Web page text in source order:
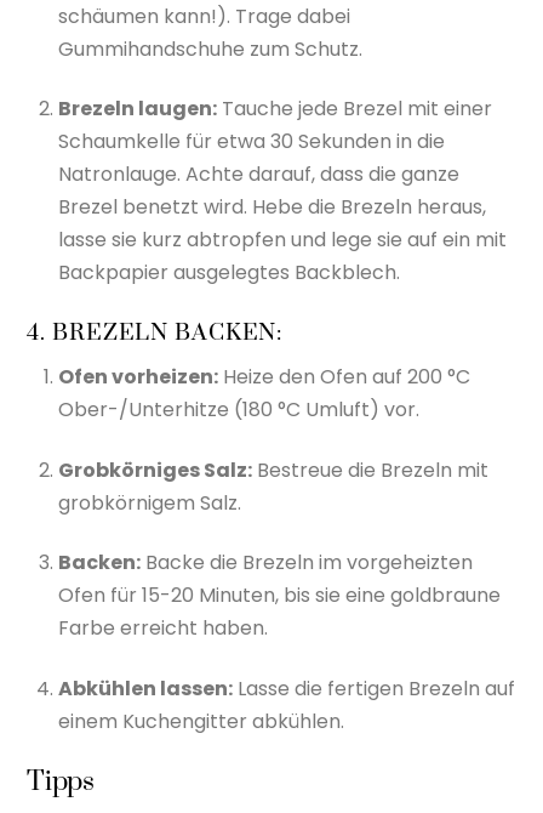
schäumen kann!). Trage dabei
Gummihandschuhe zum Schutz.
Brezeln laugen: Tauche jede Brezel mit einer
Schaumkelle für etwa 30 Sekunden in die
Natronlauge. Achte darauf, dass die ganze
Brezel benetzt wird. Hebe die Brezeln heraus,
lasse sie kurz abtropfen und lege sie auf ein mit
Backpapier ausgelegtes Backblech.
4. BREZELN BACKEN:
Ofen vorheizen: Heize den Ofen auf 200 °C
Ober-/Unterhitze (180 °C Umluft) vor.
Grobkörniges Salz: Bestreue die Brezeln mit
grobkörnigem Salz.
Backen: Backe die Brezeln im vorgeheizten
Ofen für 15-20 Minuten, bis sie eine goldbraune
Farbe erreicht haben.
Abkühlen lassen: Lasse die fertigen Brezeln auf
einem Kuchengitter abkühlen.
Tipps